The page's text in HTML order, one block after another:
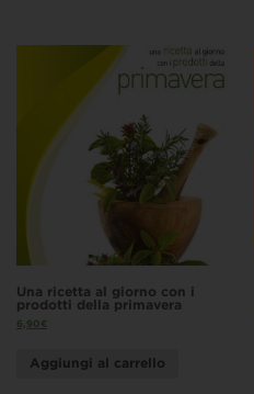
Una ricetta al giorno con i
prodotti della primavera
6,90€
Aggiungi al carrello